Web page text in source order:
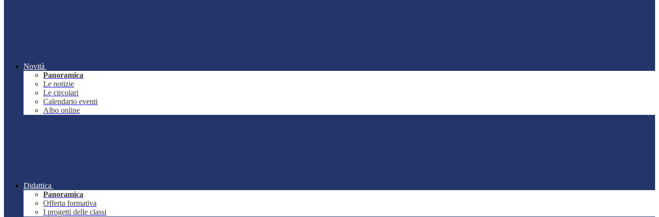
Novità
Panoramica
Le notizie
Le circolari
Calendario eventi
Albo online
Didattica
Panoramica
Offerta formativa
I progetti delle classi